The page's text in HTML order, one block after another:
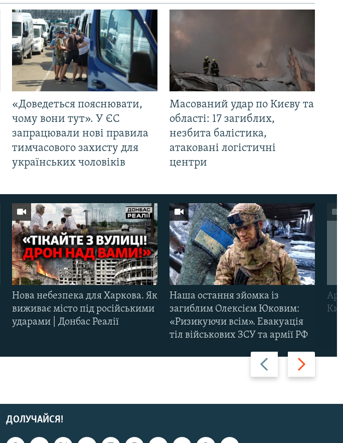
«Доведеться пояснювати,
чому вони тут». У ЄС
запрацювали нові правила
тимчасового захисту для
українських чоловіків
Масований удар по Києву та
області: 17 загиблих,
незбита балістика,
атаковані логістичні
центри
Назад Вперед
Нова небезпека для Харкова. Як
виживає місто під російськими
ударами | Донбас Реалії
Наша остання зйомка із
загиблим Олексієм Юковим:
«Ризикуючи всім». Евакуація
тіл військових ЗСУ та армії РФ
ДОЛУЧАЙСЯ!